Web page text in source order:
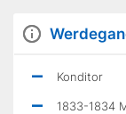
Konditor
1833-1834